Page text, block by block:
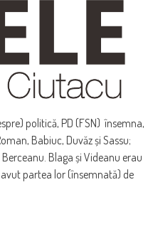
politică, PD (FSN) însemna,
Babiuc, Duvăz și Sassu;
Blaga și Videanu erau
partea lor (însemnată) de